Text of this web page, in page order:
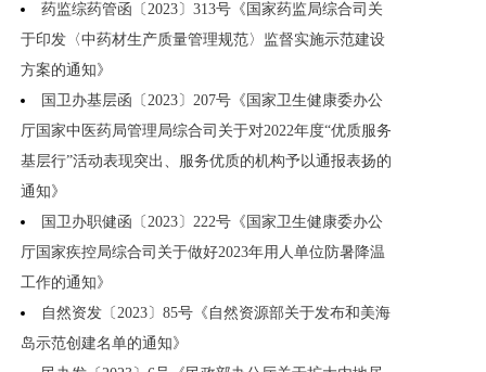
药监综药管函〔2023〕313号《国家药监局综合司关
于印发〈中药材生产质量管理规范〉监督实施示范建设
方案的通知》
国卫办基层函〔2023〕207号《国家卫生健康委办公
厅国家中医药局管理局综合司关于对2022年度“优质服务
基层行”活动表现突出、服务优质的机构予以通报表扬的
通知》
国卫办职健函〔2023〕222号《国家卫生健康委办公
厅国家疾控局综合司关于做好2023年用人单位防暑降温
工作的通知》
自然资发〔2023〕85号《自然资源部关于发布和美海
岛示范创建名单的通知》